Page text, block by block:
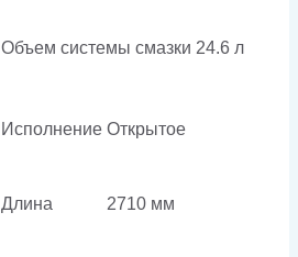
Объем системы смазки 24.6 л
Исполнение Открытое
Длина 2710 мм